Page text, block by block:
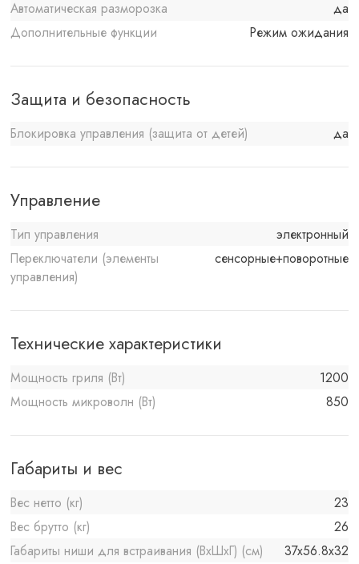
Автоматическая разморозка
да
Дополнительные функции
Режим ожидания
Защита и безопасность
Блокировка управления (защита от детей) да
Управление
Тип управления
электронный
Переключатели (элементы
управления)
сенсорные+поворотные
Технические характеристики
Мощность гриля (Вт)
1200
Мощность микроволн (Вт)
850
Габариты и вес
Вес нетто (кг)
23
Вес брутто (кг)
26
Габариты ниши для встраивания (ВхШхГ) (см)
37x56.8x32